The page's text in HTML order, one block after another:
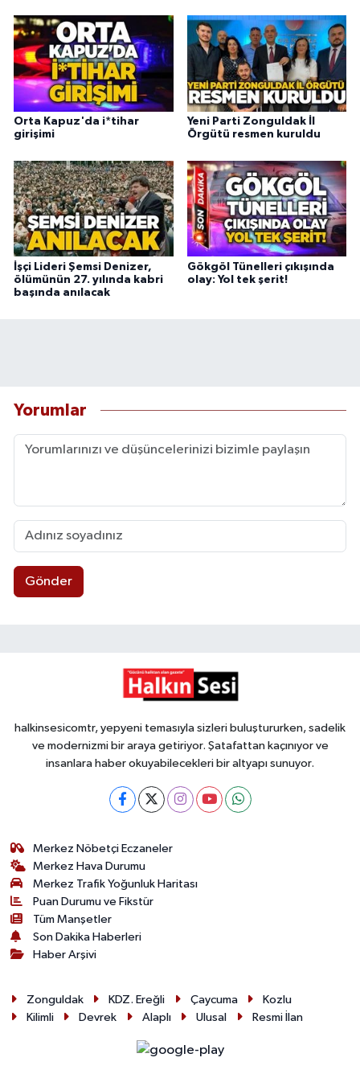
Orta Kapuz'da i*tihar
girişimi
Yeni Parti Zonguldak İl
Örgütü resmen kuruldu
İşçi Lideri Şemsi Denizer,
ölümünün 27. yılında kabri
başında anılacak
Gökgöl Tünelleri çıkışında
olay: Yol tek şerit!
Yorumlar
Gönder
halkinsesicomtr, yepyeni temasıyla sizleri buluştururken, sadelik
ve modernizmi bir araya getiriyor. Şatafattan kaçınıyor ve
insanlara haber okuyabilecekleri bir altyapı sunuyor.
Merkez Nöbetçi Eczaneler
Merkez Hava Durumu
Merkez Trafik Yoğunluk Haritası
Puan Durumu ve Fikstür
Tüm Manşetler
Son Dakika Haberleri
Haber Arşivi
Zonguldak KDZ. Ereğli Çaycuma
Kozlu
Kilimli
Devrek Alaplı Ulusal Resmi İlan